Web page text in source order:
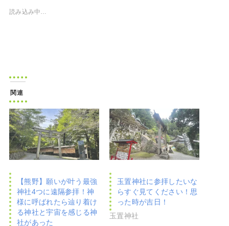
読み込み中…
関連
【熊野】願いが叶う最強
神社4つに遠隔参拝！神
様に呼ばれたら辿り着け
る神社と宇宙を感じる神
社があった
玉置神社に参拝したいな
らすぐ見てください！思
った時が吉日！
玉置神社